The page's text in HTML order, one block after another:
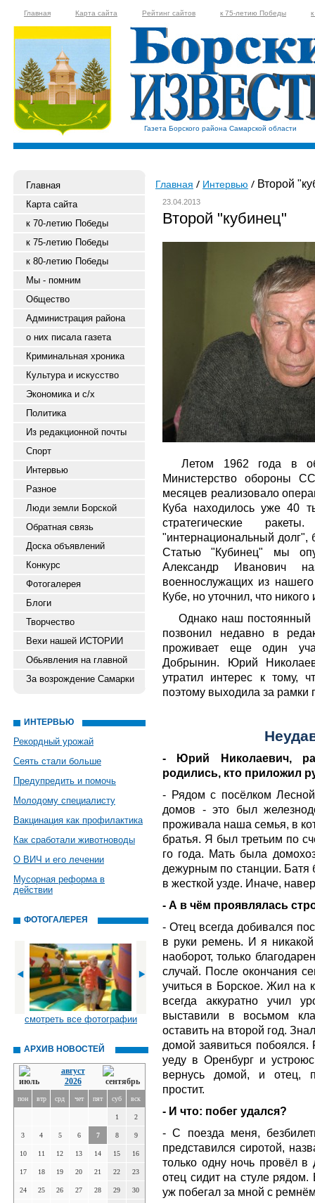
Главная Карта сайта Рейтинг сайтов к 75-летию Победы
Газета Борского района Самарской области
Главная
Карта сайта
к 70-летию Победы
к 75-летию Победы
к 80-летию Победы
Мы - помним
Общество
Администрация района
о них писала газета
Криминальная хроника
Культура и искусство
Экономика и с/х
Политика
Из редакционной почты
Спорт
Интервью
Разное
Люди земли Борской
Обратная связь
Доска объявлений
Конкурс
Фотогалерея
Блоги
Творчество
Вехи нашей ИСТОРИИ
Обьявления на главной
За возрождение Самарки
ИНТЕРВЬЮ
Рекордный урожай
Сеять стали больше
Предупредить и помочь
Молодому специалисту
Вакцинация как профилактика
Как сработали животноводы
О ВИЧ и его лечении
Мусорная реформа в
действии
ФОТОГАЛЕРЕЯ
смотреть все фотографии
АРХИВ НОВОСТЕЙ
август
2026
пон втр срд чет пят суб вск
1 2
3 4 5 6 7 8 9
10 11 12 13 14 15 16
17 18 19 20 21 22 23
24 25 26 27 28 29 30
Главная Интервью Второй
23.04.2013
Второй "кубинец"
Летом 1962 года в
Министерство обороны
месяцев реализовало
Куба находилось уже 40
стратегические
"интернациональный
Статью "Кубинец" мы
Александр Иванович
военнослужащих из
Кубе, но уточнил, что
Однако наш постоянный
позвонил недавно в
проживает еще один
Добрынин. Юрий
утратил интерес к тому,
поэтому выходила за рамки
- Юрий Николаевич,
родились, кто приложил
- Рядом с посёлком Лесной
домов - это был
проживала наша семья, в
братья. Я был третьим по
го года. Мать была
дежурным по станции. Батя
в жесткой узде. Иначе,
- А в чём проявлялась
- Отец всегда добивался
в руки ремень. И я
наоборот, только
случай. После окончания
учиться в Борское. Жил на
всегда аккуратно учил
выставили в восьмом
оставить на второй год.
домой заявиться
уеду в Оренбург и
вернусь домой, и отец,
простит.
- И что: побег удался?
- С поезда меня,
представился сиротой,
только одну ночь провёл
отец сидит на стуле
уж побегал за мной с